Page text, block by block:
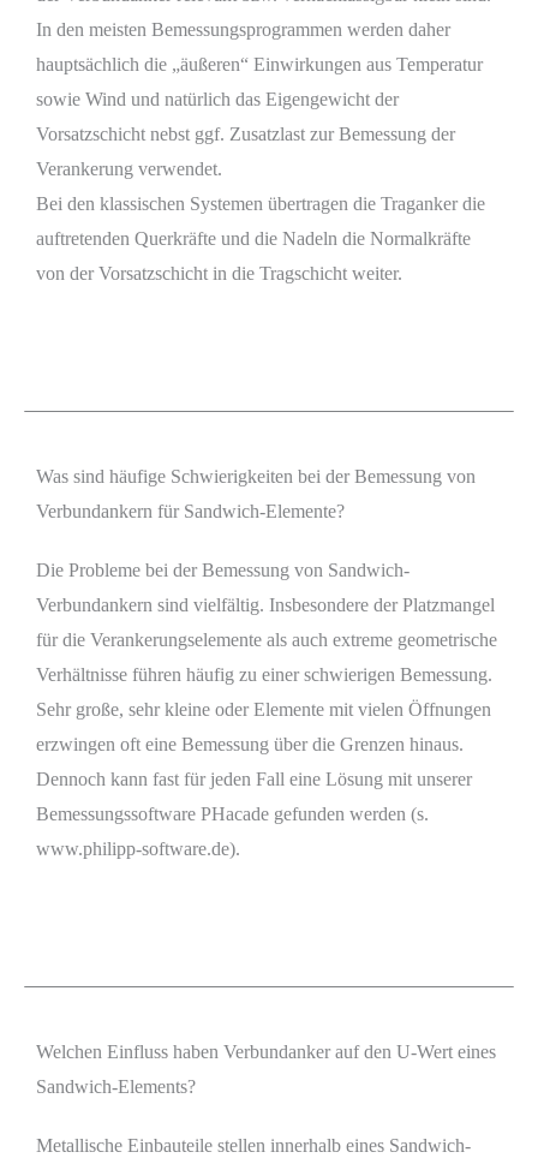
In den meisten Bemessungsprogrammen werden daher
hauptsächlich die „äußeren“ Einwirkungen aus Temperatur
sowie Wind und natürlich das Eigengewicht der
Vorsatzschicht nebst ggf. Zusatzlast zur Bemessung der
Verankerung verwendet.
Bei den klassischen Systemen übertragen die Traganker die
auftretenden Querkräfte und die Nadeln die Normalkräfte
von der Vorsatzschicht in die Tragschicht weiter.
Was sind häufige Schwierigkeiten bei der Bemessung von
Verbundankern für Sandwich-Elemente?
Die Probleme bei der Bemessung von Sandwich-
Verbundankern sind vielfältig. Insbesondere der Platzmangel
für die Verankerungselemente als auch extreme geometrische
Verhältnisse führen häufig zu einer schwierigen Bemessung.
Sehr große, sehr kleine oder Elemente mit vielen Öffnungen
erzwingen oft eine Bemessung über die Grenzen hinaus.
Dennoch kann fast für jeden Fall eine Lösung mit unserer
Bemessungssoftware PHacade gefunden werden (s.
www.philipp-software.de).
Welchen Einfluss haben Verbundanker auf den U-Wert eines
Sandwich-Elements?
Metallische Einbauteile stellen innerhalb eines Sandwich-